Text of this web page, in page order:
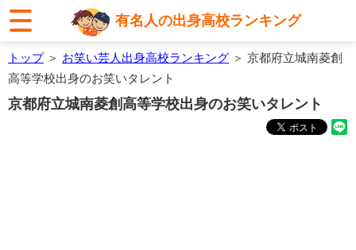
有名人の出身高校ランキング
トップ＞ お笑い芸人出身高校ランキング ＞ 京都府立城南菱創
高等学校出身のお笑いタレント
京都府立城南菱創高等学校出身のお笑いタレント